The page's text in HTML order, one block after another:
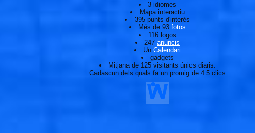
3 idiomes
Mapa interactiu
395 punts d'interès
Més de 93fotos
116 logos
247anuncis
UnCalendari
gadgets
Mitjana de 125 visitants únics diaris.
Cadascun dels quals fa un promig de 4.5 clics